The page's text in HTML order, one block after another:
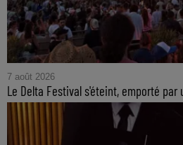
7 août 2026
Le Delta Festival s'éteint, emporté par